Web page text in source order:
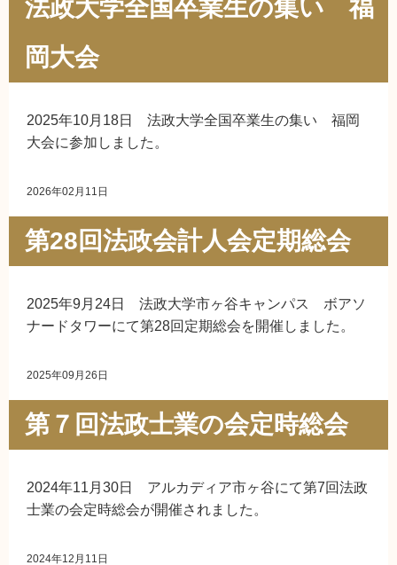
法政大学全国卒業生の集い 福
岡大会
2025年10月18日 法政大学全国卒業生の集い 福岡
大会に参加しました。
2026年02月11日
第28回法政会計人会定期総会
2025年9月24日 法政大学市ヶ谷キャンパス ボアソ
ナードタワーにて第28回定期総会を開催しました。
2025年09月26日
第７回法政士業の会定時総会
2024年11月30日 アルカディア市ヶ谷にて第7回法政
士業の会定時総会が開催されました。
2024年12月11日